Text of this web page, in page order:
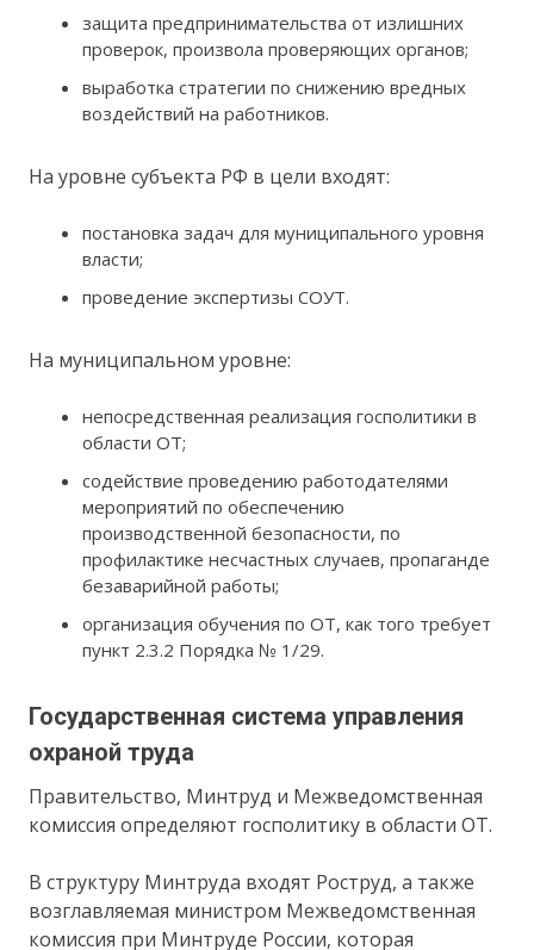
защита предпринимательства от излишних
проверок, произвола проверяющих органов;
выработка стратегии по снижению вредных
воздействий на работников.
На уровне субъекта РФ в цели входят:
постановка задач для муниципального уровня
власти;
проведение экспертизы СОУТ.
На муниципальном уровне:
непосредственная реализация госполитики в
области ОТ;
содействие проведению работодателями
мероприятий по обеспечению
производственной безопасности, по
профилактике несчастных случаев, пропаганде
безаварийной работы;
организация обучения по ОТ, как того требует
пункт 2.3.2 Порядка № 1/29.
Государственная система управления
охраной труда
Правительство, Минтруд и Межведомственная
комиссия определяют госполитику в области ОТ.
В структуру Минтруда входят Роструд, а также
возглавляемая министром Межведомственная
комиссия при Минтруде России, которая